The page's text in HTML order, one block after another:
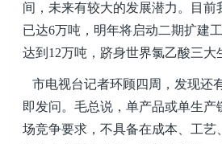
间，未来有较大的发展潜力。目前
已达6万吨，明年将启动二期扩建
达到12万吨，跻身世界氯乙酸三大
市电视台记者环顾四周，发现还
即发问。毛总说，单产品或单生产
场竞争要求，不具备在成本、工艺